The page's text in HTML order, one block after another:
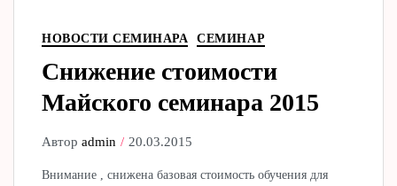
НОВОСТИ СЕМИНАРА СЕМИНАР
Снижение стоимости
Майского семинара 2015
Авторadmin 20.03.2015
Внимание , снижена базовая стоимость обучения для